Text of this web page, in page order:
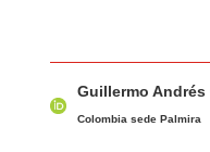
u
Guillermo
Colombia sede Palmira